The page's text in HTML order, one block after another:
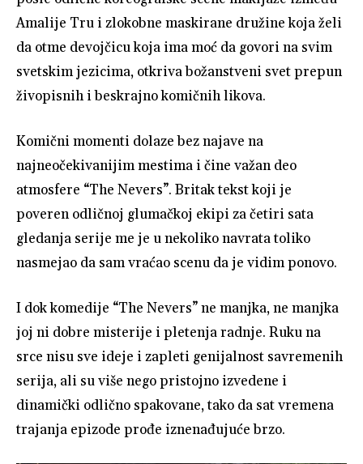
Amalije Tru i zlokobne maskirane družine koja želi
da otme devojčicu koja ima moć da govori na svim
svetskim jezicima, otkriva božanstveni svet prepun
živopisnih i beskrajno komičnih likova.
Komični momenti dolaze bez najave na
najneočekivanijim mestima i čine važan deo
atmosfere “The Nevers”. Britak tekst koji je
poveren odličnoj glumačkoj ekipi za četiri sata
gledanja serije me je u nekoliko navrata toliko
nasmejao da sam vraćao scenu da je vidim ponovo.
I dok komedije “The Nevers” ne manjka, ne manjka
joj ni dobre misterije i pletenja radnje. Ruku na
srce nisu sve ideje i zapleti genijalnost savremenih
serija, ali su više nego pristojno izvedene i
dinamički odlično spakovane, tako da sat vremena
trajanja epizode prođe iznenađujuće brzo.